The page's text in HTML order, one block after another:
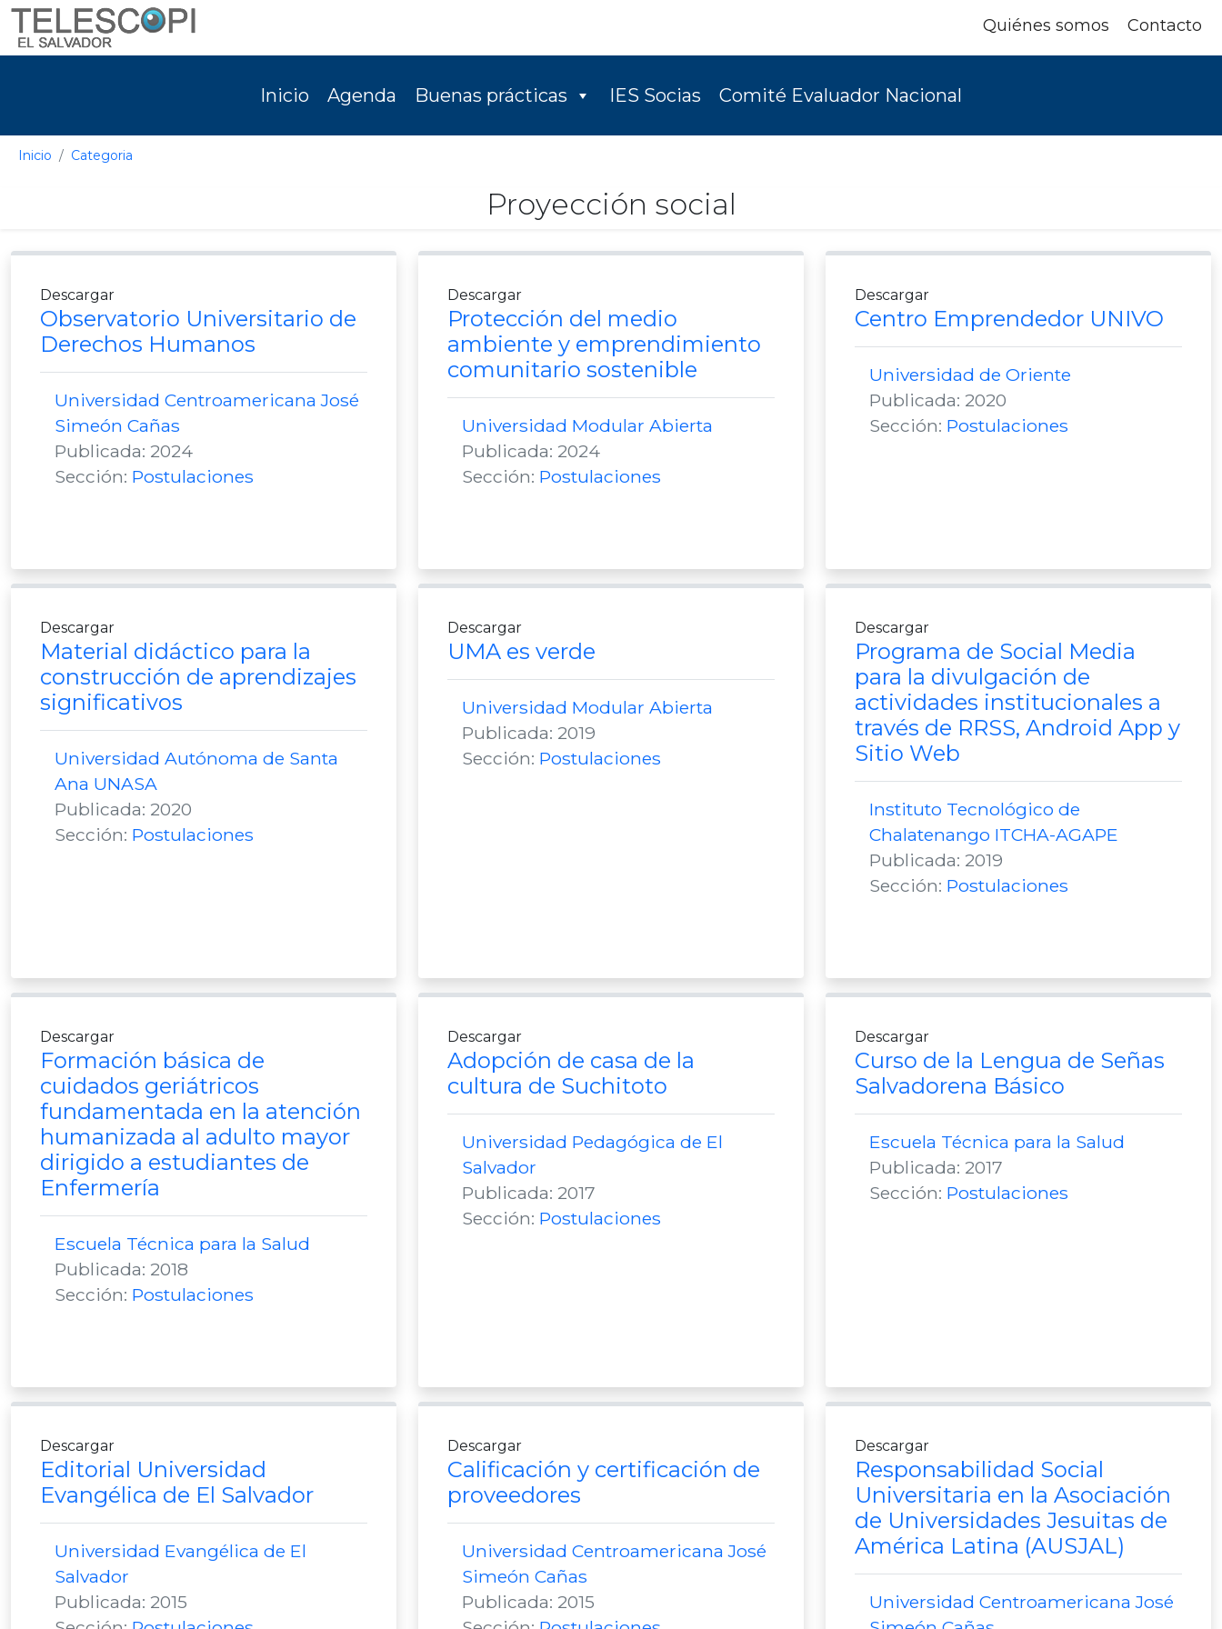
Quiénes somos Contacto
Inicio Agenda Buenas prácticas IES Socias Comité Evaluador Nacional
Inicio Categoria
Proyección social
Descargar
Observatorio Universitario de
Derechos Humanos
Universidad Centroamericana José
Simeón Cañas
Publicada: 2024
Sección: Postulaciones
Descargar
Protección del medio
ambiente y emprendimiento
comunitario sostenible
Universidad Modular Abierta
Publicada: 2024
Sección: Postulaciones
Descargar
Centro Emprendedor UNIVO
Universidad de Oriente
Publicada: 2020
Sección: Postulaciones
Descargar
Material didáctico para la
construcción de aprendizajes
significativos
Universidad Autónoma de Santa
Ana UNASA
Publicada: 2020
Sección: Postulaciones
Descargar
UMA es verde
Universidad Modular Abierta
Publicada: 2019
Sección: Postulaciones
Descargar
Programa de Social Media
para la divulgación de
actividades institucionales a
través de RRSS, Android App y
Sitio Web
Instituto Tecnológico de
Chalatenango ITCHA-AGAPE
Publicada: 2019
Sección: Postulaciones
Descargar
Formación básica de
cuidados geriátricos
fundamentada en la atención
humanizada al adulto mayor
dirigido a estudiantes de
Enfermería
Escuela Técnica para la Salud
Publicada: 2018
Sección: Postulaciones
Descargar
Adopción de casa de la
cultura de Suchitoto
Universidad Pedagógica de El
Salvador
Publicada: 2017
Sección: Postulaciones
Descargar
Curso de la Lengua de Señas
Salvadorena Básico
Escuela Técnica para la Salud
Publicada: 2017
Sección: Postulaciones
Descargar
Editorial Universidad
Evangélica de El Salvador
Universidad Evangélica de El
Salvador
Publicada: 2015
Descargar
Calificación y certificación de
proveedores
Universidad Centroamericana José
Simeón Cañas
Publicada: 2015
Descargar
Responsabilidad Social
Universitaria en la Asociación
de Universidades Jesuitas de
América Latina (AUSJAL)
Universidad Centroamericana José